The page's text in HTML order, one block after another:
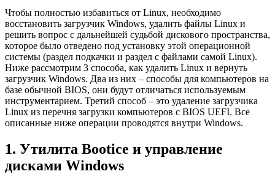
Чтобы полностью избавиться от Linux, необходимо
восстановить загрузчик Windows, удалить файлы Linux и
решить вопрос с дальнейшей судьбой дискового пространства,
которое было отведено под установку этой операционной
системы (раздел подкачки и раздел с файлами самой Linux).
Ниже рассмотрим 3 способа, как удалить Linux и вернуть
загрузчик Windows. Два из них – способы для компьютеров на
базе обычной BIOS, они будут отличаться используемым
инструментарием. Третий способ – это удаление загрузчика
Linux из перечня загрузки компьютеров с BIOS UEFI. Все
описанные ниже операции проводятся внутри Windows.
1. Утилита Bootice и управление
дисками Windows